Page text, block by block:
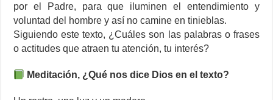
por el Padre, para que iluminen el entendimiento y
voluntad del hombre y así no camine en tinieblas.
Siguiendo este texto, ¿Cuáles son las palabras o frases
o actitudes que atraen tu atención, tu interés?
Meditación, ¿Qué nos dice Dios en el texto?